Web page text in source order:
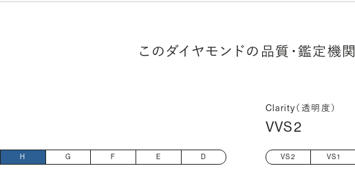
このダイヤモンドの品質・鑑定機関
H G F E D
Clarity（透明度）
VVS2
VS2 VS1